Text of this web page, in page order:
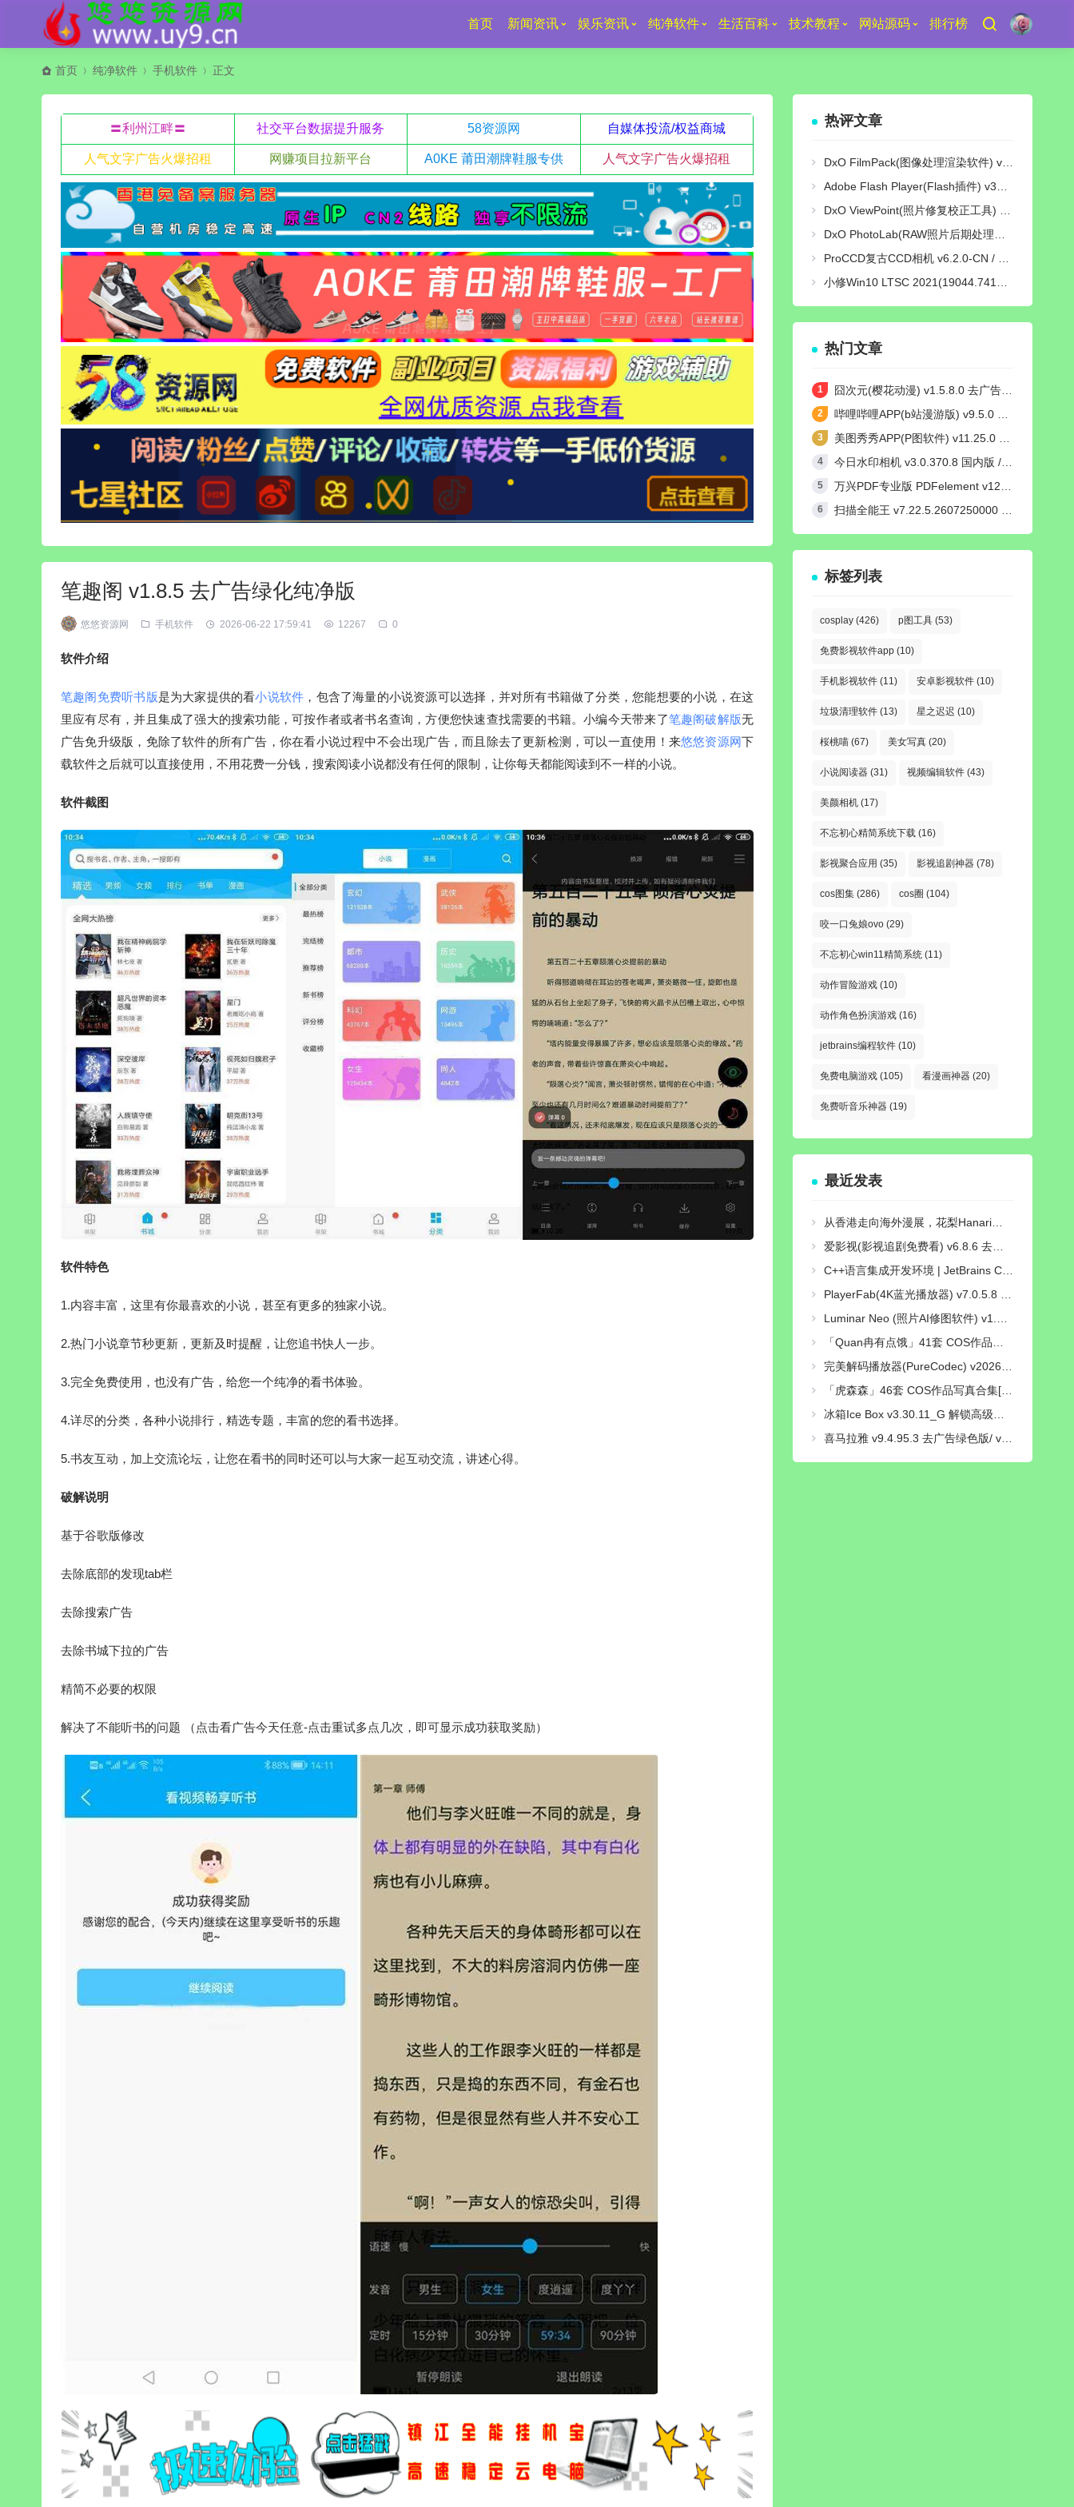
首页 新闻资讯 娱乐资讯 纯净软件 生活百科 技术教程 网站源码 排行榜
首页 纯净软件 手机软件 正文
〓利州江畔〓 社交平台数据提升服务 58资源网 自媒体投流/权益商城
人气文字广告火爆招租 网赚项目拉新平台 A0KE 莆田潮牌鞋服专供 人气文字广告火爆招租
笔趣阁 v1.8.5 去广告绿化纯净版
悠悠资源网 手机软件 2026-06-22 17:59:41 12267 0
软件介绍
笔趣阁免费听书版是为大家提供的看小说软件 ，包含了海量的小说资源可以选择，并对所有书籍做了分类，您能想要的小说，在这
里应有尽有，并且集成了强大的搜索功能，可按作者或者书名查询，方便您快速查找需要的书籍。小编今天带来了笔趣阁破解版无
广告免升级版，免除了软件的所有广告，你在看小说过程中不会出现广告，而且除去了更新检测，可以一直使用！来悠悠资源网下
载软件之后就可以直接使用，不用花费一分钱，搜索阅读小说都没有任何的限制，让你每天都能阅读到不一样的小说。
软件截图
软件特色
1.内容丰富，这里有你最喜欢的小说，甚至有更多的独家小说。
2.热门小说章节秒更新，更新及时提醒，让您追书快人一步。
3.完全免费使用，也没有广告，给您一个纯净的看书体验。
4.详尽的分类，各种小说排行，精选专题，丰富的您的看书选择。
5.书友互动，加上交流论坛，让您在看书的同时还可以与大家一起互动交流，讲述心得。
破解说明
基于谷歌版修改
去除底部的发现tab栏
去除搜索广告
去除书城下拉的广告
精简不必要的权限
解决了不能听书的问题 （点击看广告今天任意-点击重试多点几次，即可显示成功获取奖励）
热评文章
DxO FilmPack(图像处理渲染软件) v7.25.0 Build 29 中文绿色激活版
Adobe Flash Player(Flash插件) v34.0.0.380 纯净版
DxO ViewPoint(照片修复校正工具) v5.15.0 Build 31 中文绿色便携版
DxO PhotoLab(RAW照片后期处理软件) v9.10 Build 736 中文激活版
ProCCD复古CCD相机 v6.2.0-CN / v3.9.1-GP 解锁终身pro会员版
小修Win10 LTSC 2021(19044.7417) [轻度精简版/极限精简版]
热门文章
囧次元(樱花动漫) v1.5.8.0 去广告纯净版
哔哩哔哩APP(b站漫游版) v9.5.0 哔哩漫游去广告解除版权受限
美图秀秀APP(P图软件) v11.25.0 去广告永久VIP解锁版
今日水印相机 v3.0.370.8 国内版 / v4.2.3 国际版 Timemark高级VIP会员解锁版
万兴PDF专业版 PDFelement v12.1.24 中文绿色完整版
扫描全能王 v7.22.5.2607250000 高级VIP会员解锁版
标签列表
cosplay (426) p图工具 (53)
免费影视软件app (10)
手机影视软件 (11) 安卓影视软件 (10)
垃圾清理软件 (13) 星之迟迟 (10)
桜桃喵 (67) 美女写真 (20)
小说阅读器 (31) 视频编辑软件 (43)
美颜相机 (17)
不忘初心精简系统下载 (16)
影视聚合应用 (35) 影视追剧神器 (78)
cos图集 (286) cos圈 (104)
咬一口兔娘ovo (29)
不忘初心win11精简系统 (11)
动作冒险游戏 (10)
动作角色扮演游戏 (16)
jetbrains编程软件 (10)
免费电脑游戏 (105) 看漫画神器 (20)
免费听音乐神器 (19)
最近发表
从香港走向海外漫展，花梨Hanari如何打造自己的Cosplay个人品牌？
爱影视(影视追剧免费看) v6.8.6 去广告纯净版
C++语言集成开发环境 | JetBrains CLion v2026.2.0 直装激活版
PlayerFab(4K蓝光播放器) v7.0.5.8 绿色便携版
Luminar Neo (照片AI修图软件) v1.28.0 中文绿色电脑版
「Quan冉有点饿」41套 COS作品写真合集[持续更新],穿越时光的文化使者，传统与现代的完美融合！
完美解码播放器(PureCodec) v2026.07.31 最新完整电脑版 | 电脑播放器影音解码包
「虎森森」46套 COS作品写真合集[持续更新],一个颜值与才华并存的Coser小姐姐
冰箱Ice Box v3.30.11_G 解锁高级会员版/一键冻结后台运行/省电省流
喜马拉雅 v9.4.95.3 去广告绿色版/ v3.4.10.3 极速版